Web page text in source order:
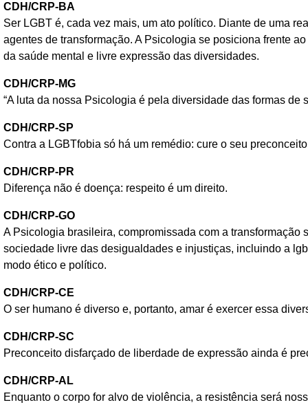
CDH/CRP-BA
Ser LGBT é, cada vez mais, um ato político. Diante de uma
agentes de transformação. A Psicologia se posiciona frente
da saúde mental e livre expressão das diversidades.
CDH/CRP-MG
“A luta da nossa Psicologia é pela diversidade das formas de
CDH/CRP-SP
Contra a LGBTfobia só há um remédio: cure o seu
CDH/CRP-PR
Diferença não é doença: respeito é um direito.
CDH/CRP-GO
A Psicologia brasileira, compromissada com a
sociedade livre das desigualdades e injustiças, incluindo a
modo ético e político.
CDH/CRP-CE
O ser humano é diverso e, portanto, amar é exercer essa
CDH/CRP-SC
Preconceito disfarçado de liberdade de expressão ainda é
CDH/CRP-AL
Enquanto o corpo for alvo de violência, a resistência será